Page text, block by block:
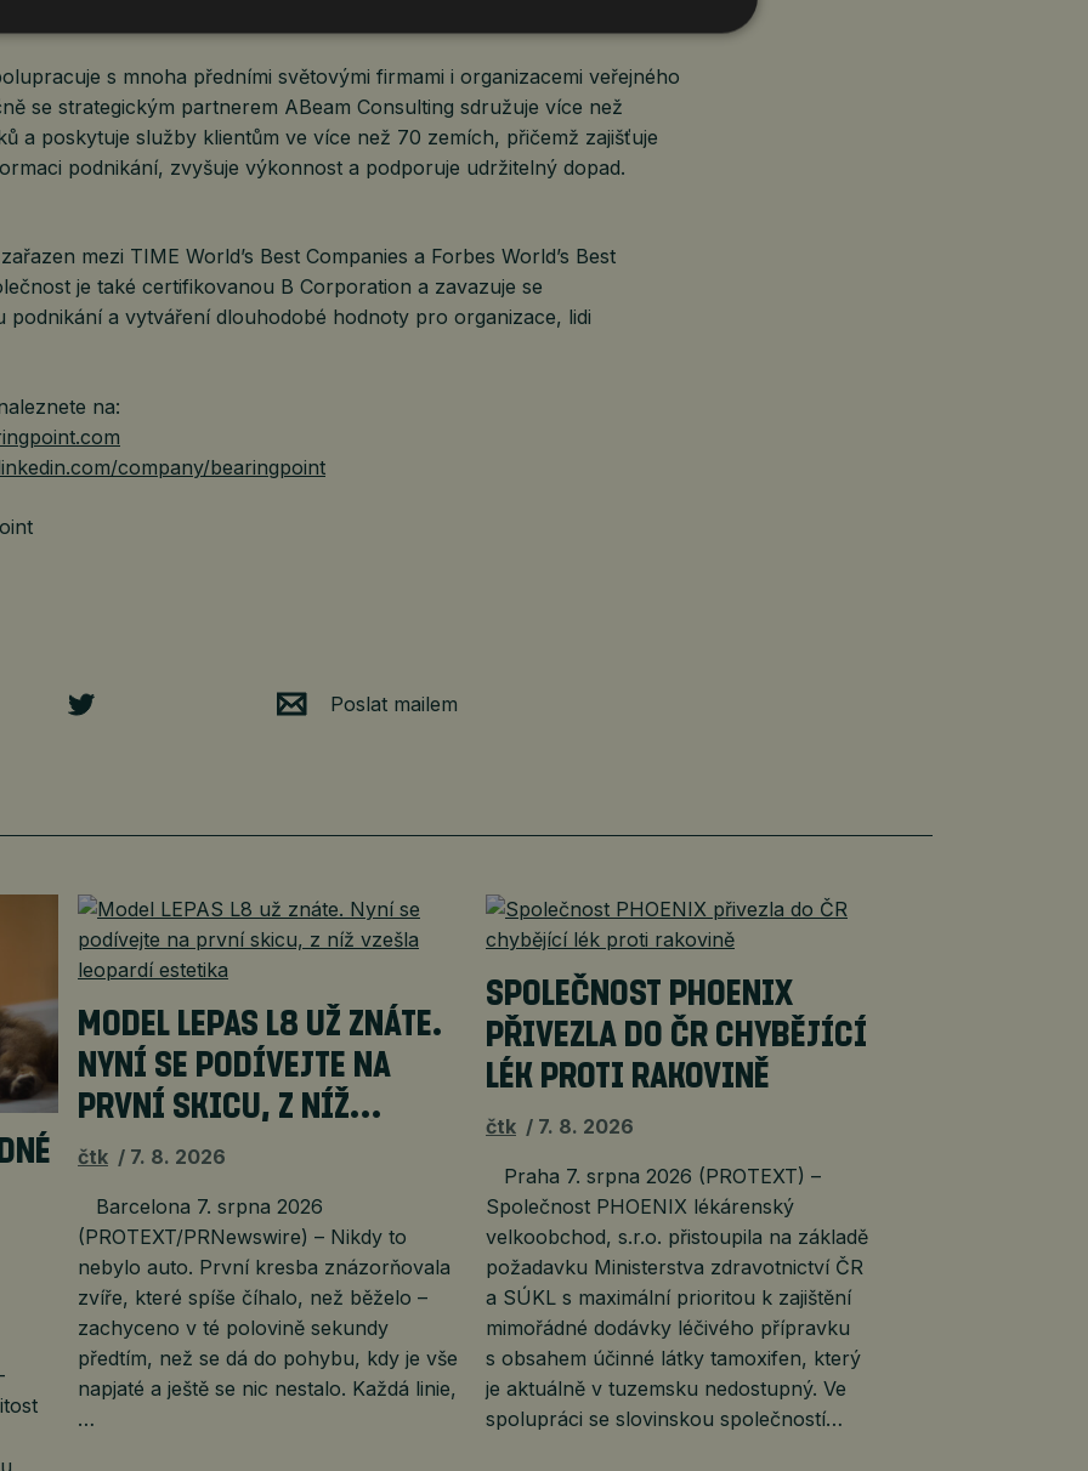
s mnoha předními světovými firmami i organizacemi veřejného
se strategickým partnerem ABeam Consulting sdružuje více než
a poskytuje služby klientům ve více než 70 zemích, přičemž zajišťuje
podnikání, zvyšuje výkonnost a podporuje udržitelný dopad.
mezi TIME World’s Best Companies a Forbes World’s Best
je také certifikovanou B Corporation a zavazuje se
podnikání a vytváření dlouhodobé hodnoty pro organizace, lidi
na:
company/bearingpoint
Poslat mailem
MODEL LEPAS L8 UŽ ZNÁTE.
NYNÍ SE PODÍVEJTE NA
PRVNÍ SKICU, Z NÍŽ…
čtk 7. 8. 2026
Barcelona 7. srpna 2026
(PROTEXT/PRNewswire) – Nikdy to
nebylo auto. První kresba znázorňovala
zvíře, které spíše číhalo, než běželo –
zachyceno v té polovině sekundy
předtím, než se dá do pohybu, kdy je vše
napjaté a ještě se nic nestalo. Každá linie,
…
SPOLEČNOST PHOENIX
PŘIVEZLA DO ČR CHYBĚJÍCÍ
LÉK PROTI RAKOVINĚ
čtk 7. 8. 2026
Praha 7. srpna 2026 (PROTEXT) –
Společnost PHOENIX lékárenský
velkoobchod, s.r.o. přistoupila na základě
požadavku Ministerstva zdravotnictví ČR
a SÚKL s maximální prioritou k zajištění
mimořádné dodávky léčivého přípravku
s obsahem účinné látky tamoxifen, který
je aktuálně v tuzemsku nedostupný. Ve
spolupráci se slovinskou společností…